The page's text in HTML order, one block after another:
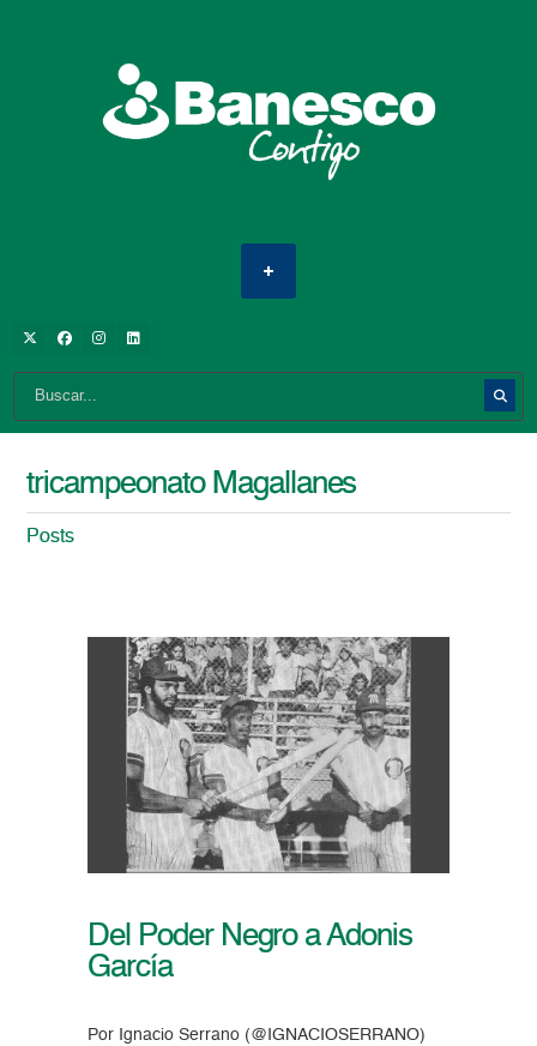
tricampeonato Magallanes
Posts
Del Poder Negro a Adonis
García
Por Ignacio Serrano (@IGNACIOSERRANO)